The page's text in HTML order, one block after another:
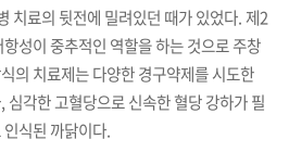
치료의 뒷전에 밀려있던 때가 있었다. 제2
성이 중추적인 역할을 하는 것으로 주창
의 치료제는 다양한 경구약제를 시도한
각한 고혈당으로 신속한 혈당 강하가 필
식된 까닭이다.